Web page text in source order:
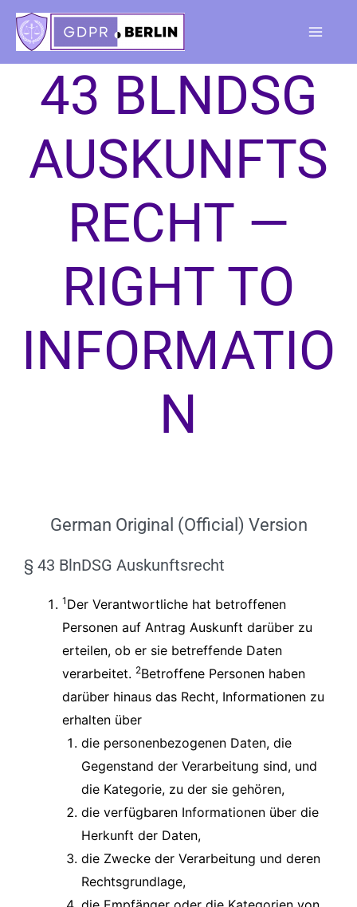
Skip
Menu
43 BLNDSG
AUSKUNFTS
RECHT —
RIGHT TO
INFORMATIO
N
German Original (Official) Version
§ 43 BlnDSG Auskunftsrecht
1 Der Verantwortliche hat betroffenen
Personen auf Antrag Auskunft darüber zu
erteilen, ob er sie betreffende Daten
verarbeitet. 2Betroffene Personen haben
darüber hinaus das Recht, Informationen zu
erhalten über
die personenbezogenen Daten, die
Gegenstand der Verarbeitung sind, und
die Kategorie, zu der sie gehören,
die verfügbaren Informationen über die
Herkunft der Daten,
die Zwecke der Verarbeitung und deren
Rechtsgrundlage,